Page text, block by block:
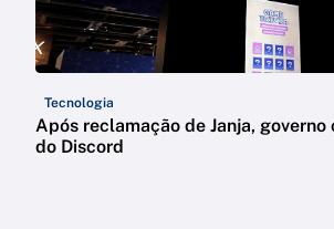
Tecnologia
Após reclamação de Janja,
do Discord